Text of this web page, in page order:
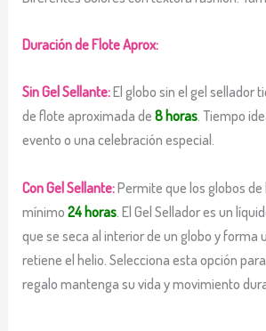
Duración de Flote Aprox:
Sin Gel Sellante:El globo sin el gel sellador
de flote aproximada de8 horas. Tiempo
evento o una celebración especial.
Con Gel Sellante:Permite que los globos
mínimo24 horas . El Gel Sellador es un
que se seca al interior de un globo y forma
retiene el helio. Selecciona esta opción
regalo mantenga su vida y movimiento